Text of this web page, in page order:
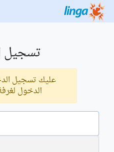
تسجيل
عليك تسجيل
الدخول
البريد الالكتروني
الكلمة السرية